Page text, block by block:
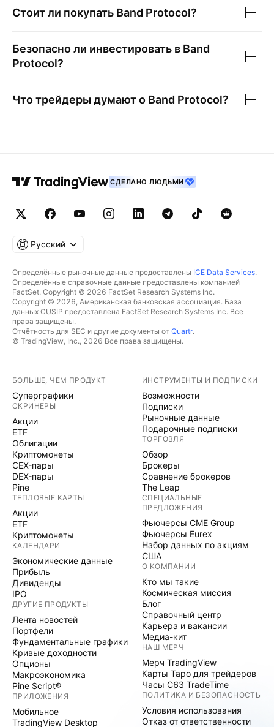
Стоит ли покупать Band Protocol?
Безопасно ли инвестировать в Band
Protocol?
Что трейдеры думают о Band Protocol?
СДЕЛАНО ЛЮДЬМИ
Русский
Определённые рыночные данные предоставлены ICE Data Services.
Определённые справочные данные предоставлены компанией
FactSet. Copyright © 2026 FactSet Research Systems Inc.
Copyright © 2026, Американская банковская ассоциация. База
данных CUSIP предоставлена FactSet Research Systems Inc. Все
права защищены.
Отчётность для SEC и другие документы от Quartr.
© TradingView, Inc., 2026 Все права защищены.
БОЛЬШЕ, ЧЕМ ПРОДУКТ
Суперграфики
СКРИНЕРЫ
Акции
ETF
Облигации
Криптомонеты
CEX-пары
DEX-пары
Pine
ТЕПЛОВЫЕ КАРТЫ
Акции
ETF
Криптомонеты
КАЛЕНДАРИ
Экономические данные
Прибыль
Дивиденды
IPO
ДРУГИЕ ПРОДУКТЫ
Лента новостей
Портфели
Фундаментальные графики
Кривые доходности
Опционы
Макроэкономика
Pine Script®
ПРИЛОЖЕНИЯ
Мобильное
TradingView Desktop
ИНСТРУМЕНТЫ И ПОДПИСКИ
Возможности
Подписки
Рыночные данные
Подарочные подписки
ТОРГОВЛЯ
Обзор
Брокеры
Сравнение брокеров
The Leap
СПЕЦИАЛЬНЫЕ
ПРЕДЛОЖЕНИЯ
Фьючерсы CME Group
Фьючерсы Eurex
Набор данных по акциям
США
О КОМПАНИИ
Кто мы такие
Космическая миссия
Блог
Справочный центр
Карьера и вакансии
Медиа-кит
НАШ МЕРЧ
Мерч TradingView
Карты Таро для трейдеров
Часы C63 TradeTime
ПОЛИТИКА И БЕЗОПАСНОСТЬ
Условия использования
Отказ от ответственности